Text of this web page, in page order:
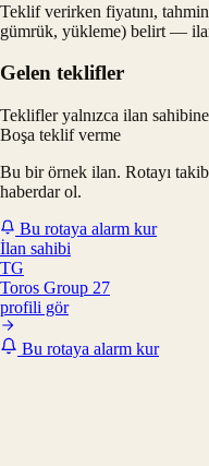
Teklif verirken fiyatını,
gümrük, yükleme) belirt —
Gelen teklifler
Teklifler yalnızca ilan
Boşa teklif verme
Bu bir örnek ilan. Rotayı
haberdar ol.
Bu rotaya alarm kur
İlan sahibi
TG
Toros Group 27
profili gör
Bu rotaya alarm kur